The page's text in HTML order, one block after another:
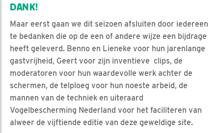
DANK!
Maar eerst gaan we dit seizoen afsluiten door iedereen
te bedanken die op de een of andere wijze een bijdrage
heeft geleverd. Benno en Lieneke voor hun jarenlange
gastvrijheid, Geert voor zijn inventieve clips, de
moderatoren voor hun waardevolle werk achter de
schermen, de telploeg voor hun noeste arbeid, de
mannen van de techniek en uiteraard
Vogelbescherming Nederland voor het faciliteren van
alweer de vijftiende editie van deze geweldige site.